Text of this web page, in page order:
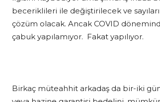
beceriklileri ile değiştirilecek ve
çözüm olacak. Ancak COVID
çabuk yapılamıyor. Fakat yapılıyor.
Birkaç müteahhit arkadaş da bir-iki gün